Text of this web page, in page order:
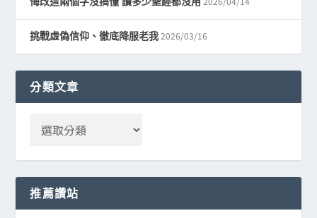
挑戰虛偽信仰、徹底降服老我 2026/03/16
分類文章
推薦讚站